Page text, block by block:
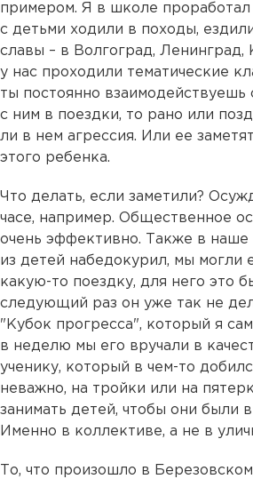
примером. Я в школе
с детьми ходили в походы,
славы – в Волгоград, Ленинград,
у нас проходили тематические
ты постоянно взаимодействуешь
с ним в поездки, то рано или
ли в нем агрессия. Или ее
этого ребенка.
Что делать, если заметили?
часе, например. Общественное
очень эффективно. Также в наше
из детей набедокурил, мы могли
какую-то поездку, для него это
следующий раз он уже так не
"Кубок прогресса", который я
в неделю мы его вручали в
ученику, который в чем-то
неважно, на тройки или на
занимать детей, чтобы они были
Именно в коллективе, а не в
То, что произошло в